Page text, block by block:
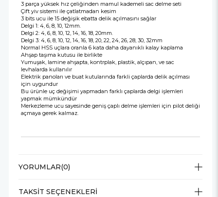
3 parça yüksek hız çeliğinden mamul kademeli sac delme seti
Çift yiv sistemi ile çatlatmadan kesim
3 bits ucu ile 15 değişik ebatta delik açılmasını sağlar
Delgi 1: 4, 6, 8, 10, 12mm.
Delgi 2: 4, 6, 8, 10, 12, 14, 16, 18, 20mm.
Delgi 3: 4, 6, 8, 10, 12, 14, 16, 18, 20, 22, 24, 26, 28, 30, 32mm
Normal HSS uçlara oranla 6 kata daha dayanıklı kalay kaplama
Ahşap taşıma kutusu ile birlikte
Yumuşak, lamine ahşapta, kontrplak, plastik, alçıpan, ve sac
levhalarda kullanılır
Elektrik panoları ve buat kutularında farkli çaplarda delik açılması
için uygundur
Bu ürünle uç değişimi yapmadan farklı çaplarda delgi işlemleri
yapmak mümkündür
Merkezleme ucu sayesinde geniş çaplı delme işlemleri için pilot deliği
açmaya gerek kalmaz.
YORUMLAR(0)
TAKSIT SEÇENEKLERI